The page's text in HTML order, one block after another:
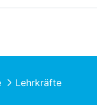
Lehrkräfte